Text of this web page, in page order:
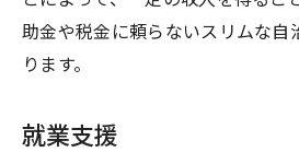
助金や税金に頼らないスリムな自
ります。
就業支援